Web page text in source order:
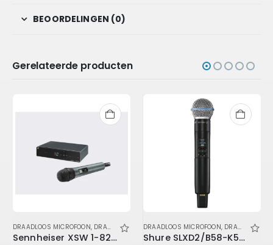
BEOORDELINGEN (0)
Gerelateerde producten
DRAADLOOS MICROFOON, DRAADLOOS MICROFOON ,GELUID,MICROFOON & IN-EAR
Sennheiser XSW 1-825 A-Band Vocal Set
DRAADLOOS MICROFOON, DRAADLOOS MICROFOON
Shure SLXD2/B58-K59 draadloze Beta58 microfoon